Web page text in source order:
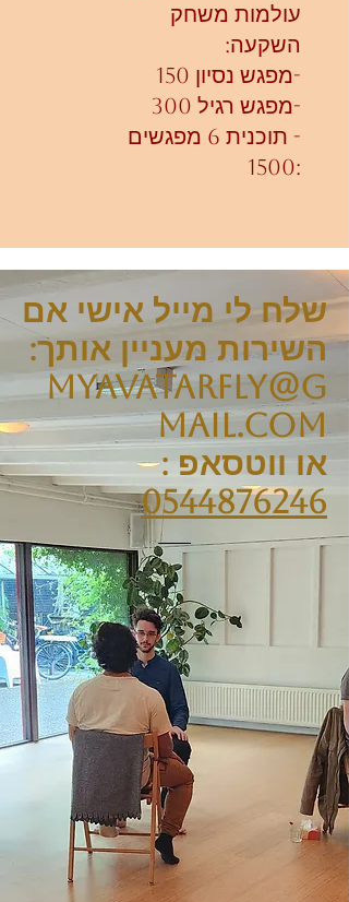
עולמות משחק
השקעה:
-מפגש נסיון 150
-מפגש רגיל 300
- תוכנית 6 מפגשים
:1500
שלח לי מייל אישי אם
השירות מעניין אותך:
myavatarfly@g
mail.com
או ווטסאפ :
0544876246